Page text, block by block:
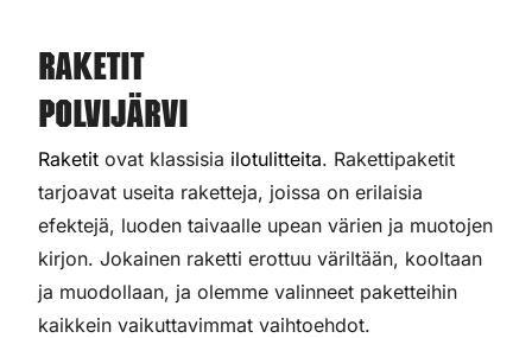
Raketit
Polvijärvi
Raketit ovat klassisia ilotulitteita. Rakettipaketit
tarjoavat useita raketteja, joissa on erilaisia
efektejä, luoden taivaalle upean värien ja muotojen
kirjon. Jokainen raketti erottuu väriltään, kooltaan
ja muodollaan, ja olemme valinneet paketteihin
kaikkein vaikuttavimmat vaihtoehdot.